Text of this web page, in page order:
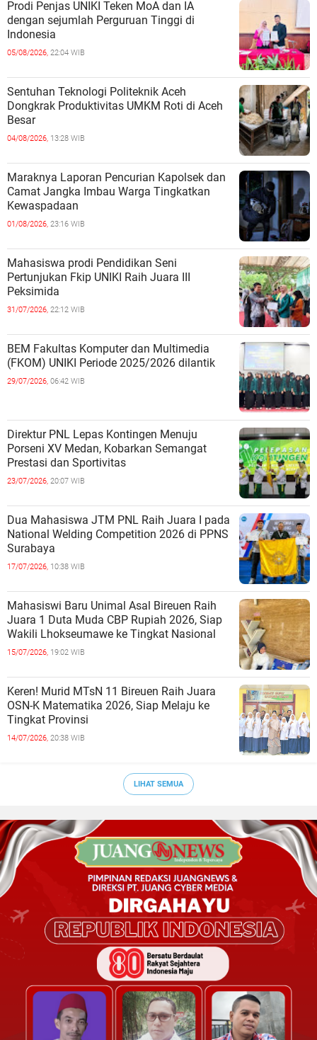
Prodi Penjas UNIKI Teken MoA dan IA
dengan sejumlah Perguruan Tinggi di
Indonesia
05/08/2026, 22:04 WIB
Sentuhan Teknologi Politeknik Aceh
Dongkrak Produktivitas UMKM Roti di Aceh
Besar
04/08/2026, 13:28 WIB
Maraknya Laporan Pencurian Kapolsek dan
Camat Jangka Imbau Warga Tingkatkan
Kewaspadaan
01/08/2026, 23:16 WIB
Mahasiswa prodi Pendidikan Seni
Pertunjukan Fkip UNIKI Raih Juara III
Peksimida
31/07/2026, 22:12 WIB
BEM Fakultas Komputer dan Multimedia
(FKOM) UNIKI Periode 2025/2026 dilantik
29/07/2026, 06:42 WIB
Direktur PNL Lepas Kontingen Menuju
Porseni XV Medan, Kobarkan Semangat
Prestasi dan Sportivitas
23/07/2026, 20:07 WIB
Dua Mahasiswa JTM PNL Raih Juara I pada
National Welding Competition 2026 di PPNS
Surabaya
17/07/2026, 10:38 WIB
Mahasiswi Baru Unimal Asal Bireuen Raih
Juara 1 Duta Muda CBP Rupiah 2026, Siap
Wakili Lhokseumawe ke Tingkat Nasional
15/07/2026, 19:02 WIB
Keren! Murid MTsN 11 Bireuen Raih Juara
OSN-K Matematika 2026, Siap Melaju ke
Tingkat Provinsi
14/07/2026, 20:38 WIB
LIHAT SEMUA